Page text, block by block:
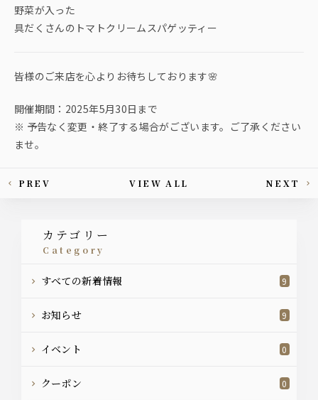
野菜が入った
具だくさんのトマトクリームスパゲッティー
皆様のご来店を心よりお待ちしております🌸
開催期間：2025年5月30日まで
※ 予告なく変更・終了する場合がございます。ご了承ください
ませ。
This article's paging
PREV VIEW ALL NEXT
カテゴリー
category
すべての新着情報 9
お知らせ 9
イベント 0
クーポン 0